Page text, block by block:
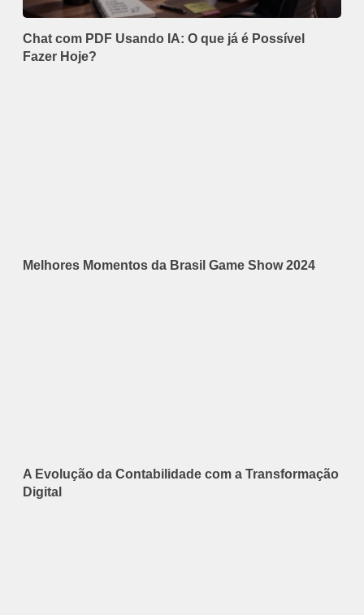
Chat com PDF Usando IA: O que já é Possível
Fazer Hoje?
Melhores Momentos da Brasil Game Show 2024
A Evolução da Contabilidade com a Transformação
Digital